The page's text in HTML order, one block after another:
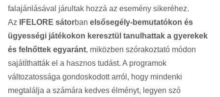
falajánlásával járultak hozzá az esemény sikeréhez.
Az
IFELORE sátorban elsősegély-bemutatókon és
ügyességi játékokon keresztül tanulhattak a gyerekek
és felnőttek egyaránt, miközben szórakoztató módon
sajátíthatták el a hasznos tudást. A programok
változatossága gondoskodott arról, hogy mindenki
megtalálja a számára kedves élményt, legyen szó